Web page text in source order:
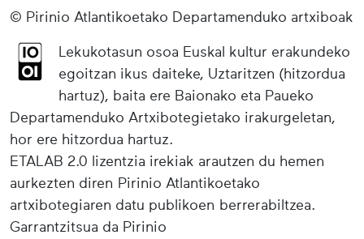
© Pirinio Atlantikoetako Departamenduko artxiboak
Lekukotasun osoa Euskal kultur erakundeko
egoitzan ikus daiteke, Uztaritzen (hitzordua
hartuz), baita ere Baionako eta Paueko
Departamenduko Artxibotegietako irakurgeletan,
hor ere hitzordua hartuz.
ETALAB 2.0 lizentzia irekiak arautzen du hemen
aurkezten diren Pirinio Atlantikoetako
artxibotegiaren datu publikoen berrerabiltzea.
Garrantzitsua da Pirinio